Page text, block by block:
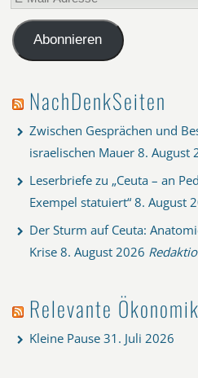
Mail-
AdresseAbonnieren
NachDenkSeiten
Zwischen Gesprächen und
israelischen Mauer 8. August
Leserbriefe zu „Ceuta – an
Exempel statuiert“ 8. August
Der Sturm auf Ceuta:
Krise 8. August 2026
Relevante Ökonomik
Kleine Pause 31. Juli 2026